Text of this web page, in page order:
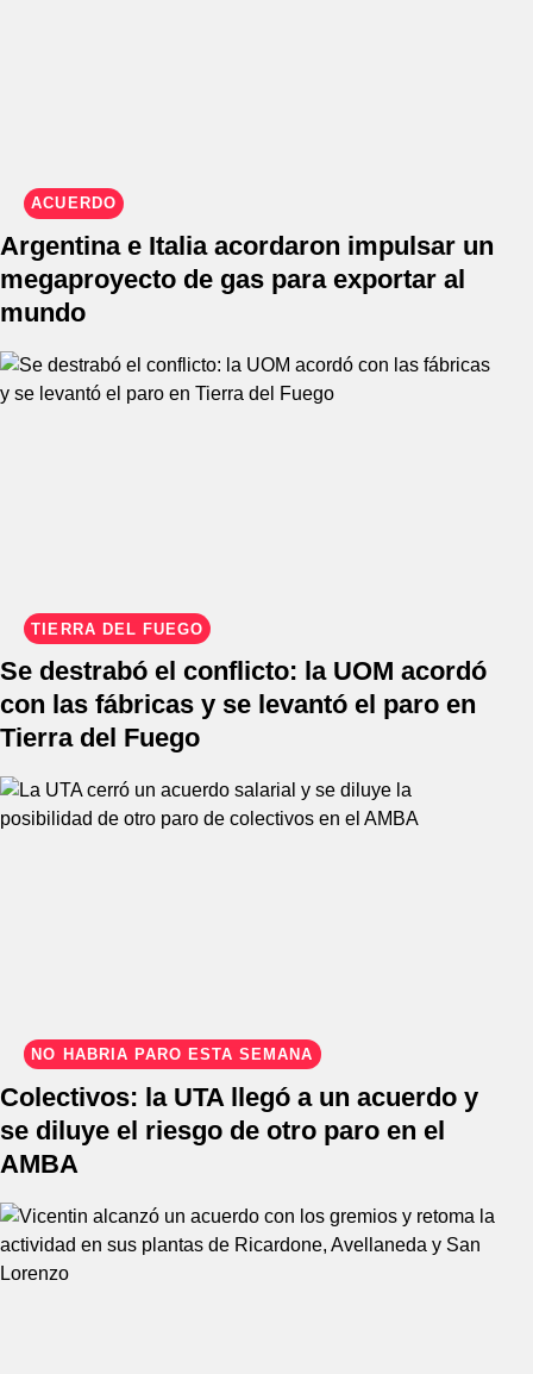
ACUERDO
Argentina e Italia acordaron impulsar un
megaproyecto de gas para exportar al
mundo
TIERRA DEL FUEGO
Se destrabó el conflicto: la UOM acordó
con las fábricas y se levantó el paro en
Tierra del Fuego
NO HABRÍA PARO ESTA SEMANA
Colectivos: la UTA llegó a un acuerdo y
se diluye el riesgo de otro paro en el
AMBA